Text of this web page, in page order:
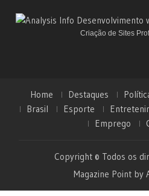
Criação de Sites
Home Destaques
Brasil
Esporte
Emprego
Copyright © Todos os
Magazine Point by